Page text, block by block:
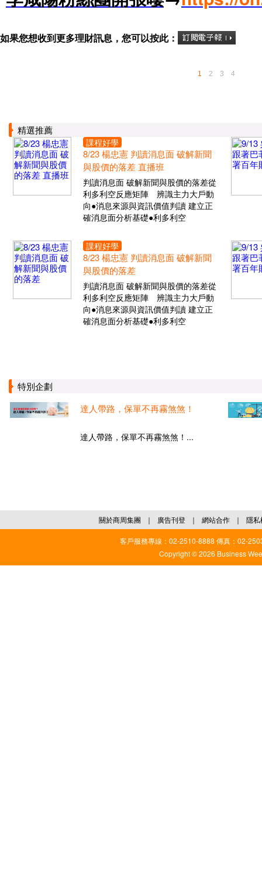
如果您想收到更多理財訊息，您可以按此：
1 2 3 4
精選推薦
課程好學
8/23 楊忠憲 判讀消息面 破解新聞
與股價的落差 直播班
判讀消息面 破解新聞與股價的落差從
利多利空反應矩陣 辨識主力大戶動
向●消息來源與資訊價值判讀 建立正
確消息面分析基礎●利多利空
課程好學
8/23 楊忠憲 判讀消息面 破解新聞
與股價的落差
判讀消息面 破解新聞與股價的落差從
利多利空反應矩陣 辨識主力大戶動
向●消息來源與資訊價值判讀 建立正
確消息面分析基礎●利多利空
特別企劃
達人帶路，保單不再霧煞煞！
達人帶路，保單不再霧煞煞！...
關於商周集團 ｜ 廣告刊登 ｜ 網站合作 ｜ 隱私
客戶服務專線：02-2510-8888 傳真：02-
Copyright © 2026 Business